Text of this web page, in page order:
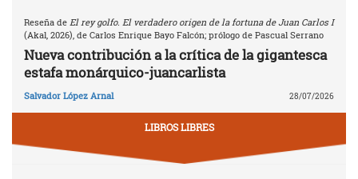
Reseña de El rey golfo. El verdadero origen de la fortuna de Juan Carlos I
(Akal, 2026), de Carlos Enrique Bayo Falcón; prólogo de Pascual Serrano
Nueva contribución a la crítica de la gigantesca
estafa monárquico-juancarlista
Salvador López Arnal 28/07/2026
LIBROS LIBRES